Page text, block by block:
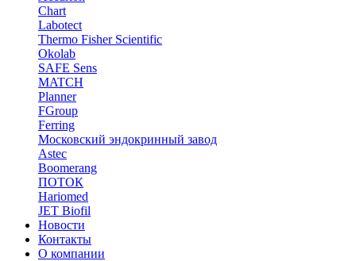
Chart
Labotect
Thermo Fisher Scientific
Okolab
SAFE Sens
MATCH
Planner
FGroup
Ferring
Московский эндокринный завод
Astec
Boomerang
ПОТОК
Hariomed
JET Biofil
Новости
Контакты
О компании